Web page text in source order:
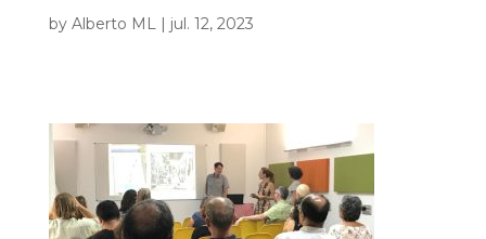
by Alberto ML| jul. 12, 2023